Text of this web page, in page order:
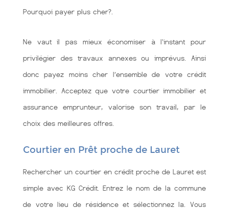
Pourquoi payer plus cher?.
Ne vaut il pas mieux économiser à l'instant pour
privilégier des travaux annexes ou imprévus. Ainsi
donc payez moins cher l’ensemble de votre crédit
immobilier. Acceptez que votre courtier immobilier et
assurance emprunteur, valorise son travail, par le
choix des meilleures offres.
Courtier en Prêt proche de Lauret
Rechercher un courtier en crédit proche de Lauret est
simple avec KG Crédit. Entrez le nom de la commune
de votre lieu de résidence et sélectionnez la. Vous